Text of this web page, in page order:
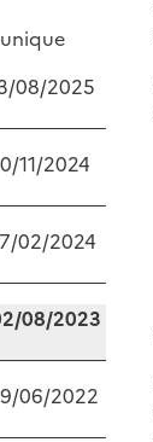
08/2025
11/2024
02/2024
08/2023
06/2022